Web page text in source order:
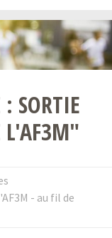
SORTIE
L'AF3M"
- au fil de